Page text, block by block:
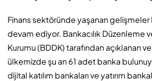
Finans sektöründe yaşanan gelişmeler
devam ediyor. Bankacılık Düzenleme
Kurumu (BDDK) tarafından açıklanan
ülkemizde şu an 61 adet banka
dijital katılım bankaları ve yatırım